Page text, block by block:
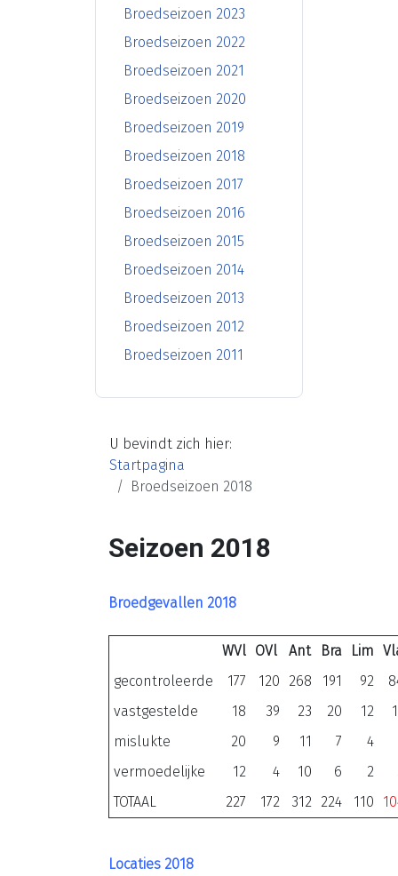
Broedseizoen 2023
Broedseizoen 2022
Broedseizoen 2021
Broedseizoen 2020
Broedseizoen 2019
Broedseizoen 2018
Broedseizoen 2017
Broedseizoen 2016
Broedseizoen 2015
Broedseizoen 2014
Broedseizoen 2013
Broedseizoen 2012
Broedseizoen 2011
U bevindt zich hier:
Startpagina
Broedseizoen 2018
Seizoen 2018
Broedgevallen 2018
WVl OVl Ant Bra Lim
gecontroleerde
177 120 268 191 92
vastgestelde
18 39 23 20 12
mislukte
20 9 11 7
4
vermoedelijke
12 4 10 6 2
TOTAAL
227 172 312 224 110
Locaties 2018